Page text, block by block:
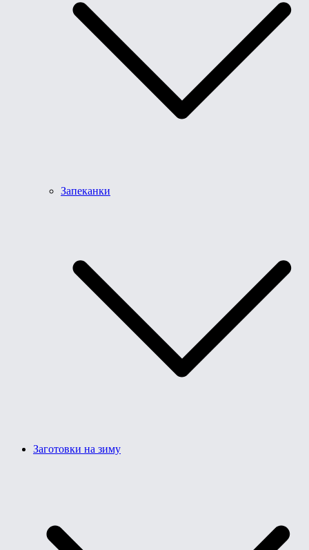
Запеканки
Заготовки на зиму